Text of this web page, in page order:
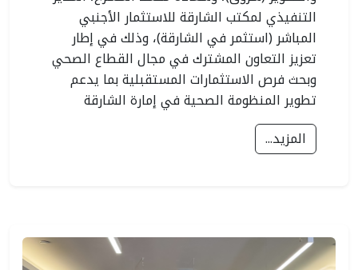
التنفيذي لمكتب الشارقة للاستثمار الأجنبي
المباشر (استثمر في الشارقة)، وذلك في إطار
تعزيز التعاون المشترك في مجال القطاع الصحي
وبحث فرص الاستثمارات المستقبلية بما يدعم
تطوير المنظومة الصحية في إمارة الشارقة
المزيد...